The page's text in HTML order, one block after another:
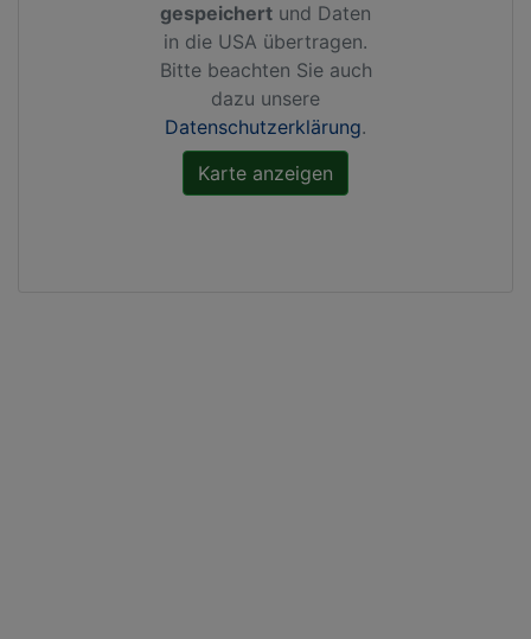
gespeichert und Daten
in die USA übertragen.
Bitte beachten Sie auch
dazu unsere
Datenschutzerklärung.